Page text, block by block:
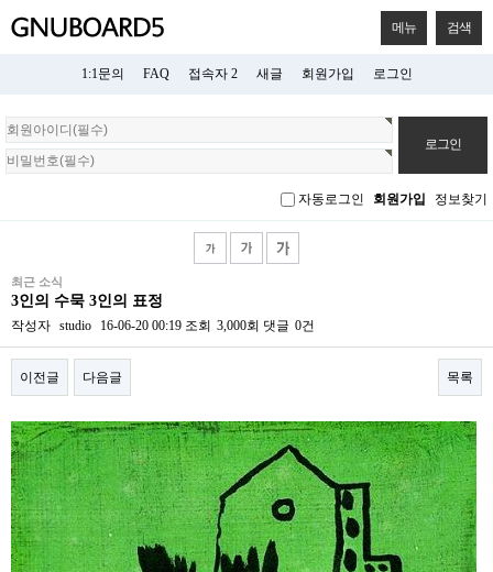
메뉴 검색
1:1문의 FAQ 접속자 2 새글 회원가입 로그인
회
원
로
자동로그인 회원가입 정보찾기
최근 소식
3인의 수묵 3인의 표정
작성자 studio 16-06-20 00:19 조회 3,000회 댓글 0건
이전글 다음글 목록
본문